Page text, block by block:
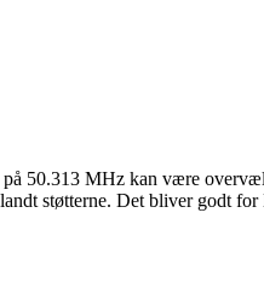
50.313 MHz kan være
støtterne. Det bliver godt